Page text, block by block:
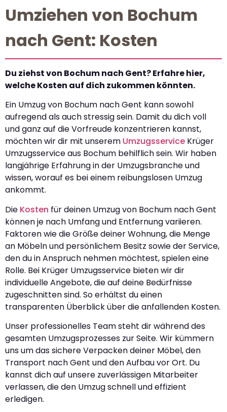
Umziehen von Bochum
nach Gent: Kosten
Du ziehst von Bochum nach Gent? Erfahre hier,
welche Kosten auf dich zukommen könnten.
Ein Umzug von Bochum nach Gent kann sowohl
aufregend als auch stressig sein. Damit du dich voll
und ganz auf die Vorfreude konzentrieren kannst,
möchten wir dir mit unserem Umzugsservice Krüger
Umzugsservice aus Bochum behilflich sein. Wir haben
langjährige Erfahrung in der Umzugsbranche und
wissen, worauf es bei einem reibungslosen Umzug
ankommt.
Die Kosten für deinen Umzug von Bochum nach Gent
können je nach Umfang und Entfernung variieren.
Faktoren wie die Größe deiner Wohnung, die Menge
an Möbeln und persönlichem Besitz sowie der Service,
den du in Anspruch nehmen möchtest, spielen eine
Rolle. Bei Krüger Umzugsservice bieten wir dir
individuelle Angebote, die auf deine Bedürfnisse
zugeschnitten sind. So erhältst du einen
transparenten Überblick über die anfallenden Kosten.
Unser professionelles Team steht dir während des
gesamten Umzugsprozesses zur Seite. Wir kümmern
uns um das sichere Verpacken deiner Möbel, den
Transport nach Gent und den Aufbau vor Ort. Du
kannst dich auf unsere zuverlässigen Mitarbeiter
verlassen, die den Umzug schnell und effizient
erledigen.